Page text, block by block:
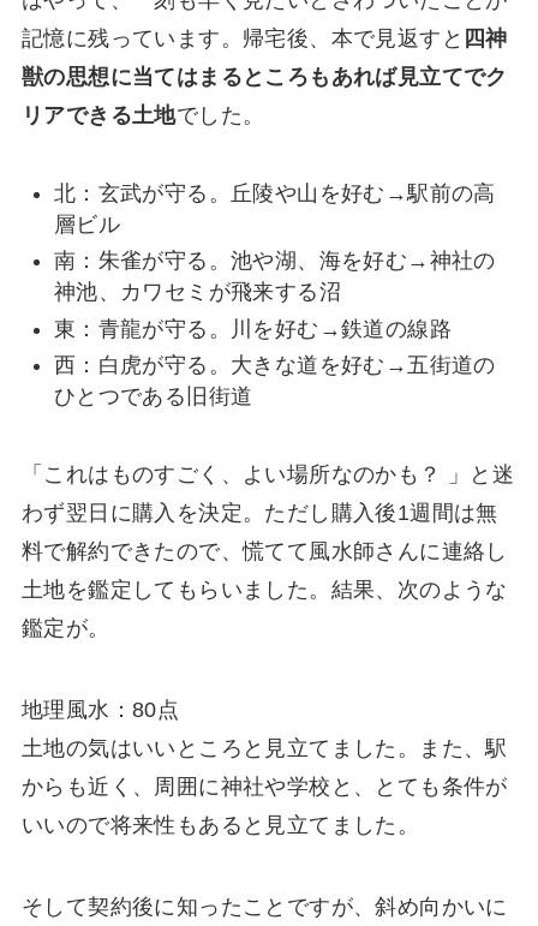
記憶に残っています。帰宅後、本で見返すと 四神
獣の思想に当てはまるところもあれば見立てでク
リアできる土地でした。
北：玄武が守る。丘陵や山を好む→駅前の高
層ビル
南：朱雀が守る。池や湖、海を好む→神社の
神池、カワセミが飛来する沼
東：青龍が守る。川を好む→鉄道の線路
西：白虎が守る。大きな道を好む→五街道の
ひとつである旧街道
「これはものすごく、よい場所なのかも？ 」と迷
わず翌日に購入を決定。ただし購入後1週間は無
料で解約できたので、慌てて風水師さんに連絡し
土地を鑑定してもらいました。結果、次のような
鑑定が。
地理風水：80点
土地の気はいいところと見立てました。また、駅
からも近く、周囲に神社や学校と、とても条件が
いいので将来性もあると見立てました。
そして契約後に知ったことですが、斜め向かいに